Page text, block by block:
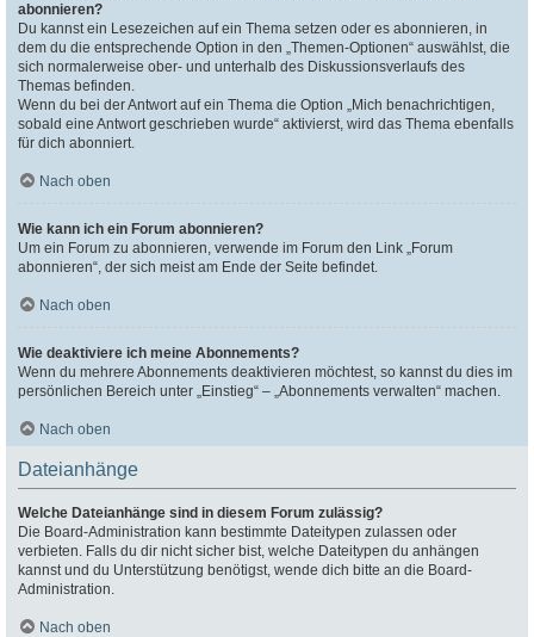
abonnieren?
Du kannst ein Lesezeichen auf ein Thema setzen oder es abonnieren, in
dem du die entsprechende Option in den „Themen-Optionen“ auswählst, die
sich normalerweise ober- und unterhalb des Diskussionsverlaufs des
Themas befinden.
Wenn du bei der Antwort auf ein Thema die Option „Mich benachrichtigen,
sobald eine Antwort geschrieben wurde“ aktivierst, wird das Thema ebenfalls
für dich abonniert.
Nach oben
Wie kann ich ein Forum abonnieren?
Um ein Forum zu abonnieren, verwende im Forum den Link „Forum
abonnieren“, der sich meist am Ende der Seite befindet.
Nach oben
Wie deaktiviere ich meine Abonnements?
Wenn du mehrere Abonnements deaktivieren möchtest, so kannst du dies im
persönlichen Bereich unter „Einstieg“ – „Abonnements verwalten“ machen.
Nach oben
Dateianhänge
Welche Dateianhänge sind in diesem Forum zulässig?
Die Board-Administration kann bestimmte Dateitypen zulassen oder
verbieten. Falls du dir nicht sicher bist, welche Dateitypen du anhängen
kannst und du Unterstützung benötigst, wende dich bitte an die Board-
Administration.
Nach oben